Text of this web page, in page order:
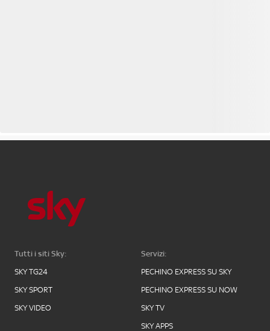
Tutti i siti Sky:
SKY TG24
SKY SPORT
SKY VIDEO
Servizi:
PECHINO EXPRESS SU SKY
PECHINO EXPRESS SU NOW
SKY TV
SKY APPS